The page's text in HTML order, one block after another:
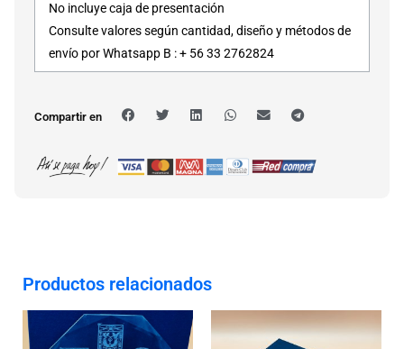
No incluye caja de presentación
Consulte valores según cantidad, diseño y métodos de
envío por Whatsapp B : + 56 33 2762824
Compartir en
Productos relacionados